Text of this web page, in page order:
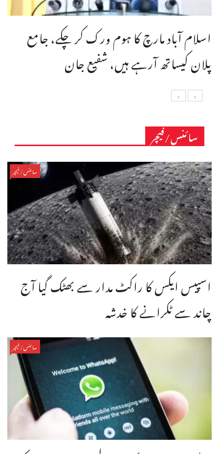
اسلام آباد مارچ کا ہوم ورک کر چکے، جامع
پلان کیساتھ آرہے ہیں، شفیع جان
سائنس/فیچر
سائنس/فیچر
اسپیس ایکس کا راکٹ مدار سے بھٹک گیا آج
چاند سے ٹکرانے کا خدشہ
سائنس/فیچر